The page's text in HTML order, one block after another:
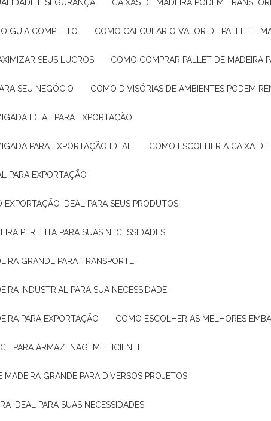
E SEGURANÇA CAIXAS DE MADEIRA PODEM
O GUIA COMPLETO COMO CALCULAR O VALOR DE PALLET E
SEUS LUCROS COMO COMPRAR PALLET DE MADEIRA
SEU NEGÓCIO COMO DIVISÓRIAS DE AMBIENTES PODEM
IDEAL PARA EXPORTAÇÃO
PARA EXPORTAÇÃO IDEAL COMO ESCOLHER A CAIXA
PARA EXPORTAÇÃO
EXPORTAÇÃO IDEAL PARA SEUS PRODUTOS
PERFEITA PARA SUAS NECESSIDADES
GRANDE PARA TRANSPORTE
INDUSTRIAL PARA SUA NECESSIDADE
PARA EXPORTAÇÃO COMO ESCOLHER AS MELHORES
PARA ARMAZENAGEM EFICIENTE
MADEIRA GRANDE PARA DIVERSOS PROJETOS
IDEAL PARA SUAS NECESSIDADES